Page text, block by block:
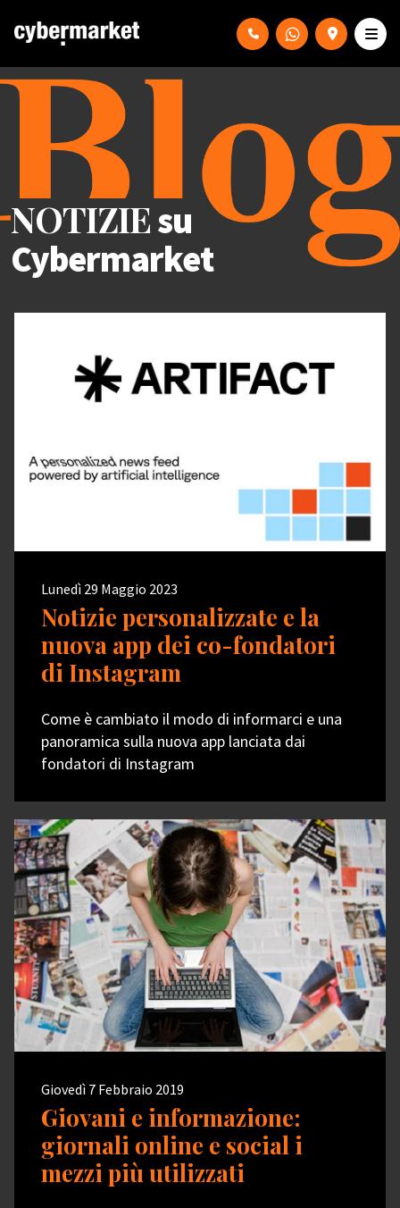
NOTIZIEsu
Cybermarket
Lunedì 29 Maggio 2023
Notizie personalizzate e la
nuova app dei co-fondatori
di Instagram
Come è cambiato il modo di informarci e una
panoramica sulla nuova app lanciata dai
fondatori di Instagram
Giovedì 7 Febbraio 2019
Giovani e informazione:
giornali online e social i
mezzi più utilizzati